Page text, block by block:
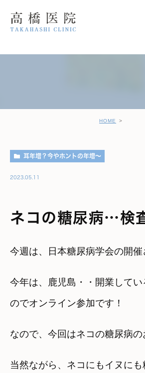
HOME
耳年増？今やホントの年増～
2023.05.11
ネコの糖尿病…検
今週は、日本糖尿病学会の開催
今年は、鹿児島・・開業して
のでオンライン参加です！
なので、今回はネコの糖尿病の
当然ながら、ネコにもイヌにも